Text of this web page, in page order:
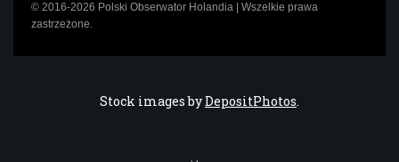
© 2016-2026 Polski Obserwator Holandia | Wszelkie prawa
zastrzeżone.
Stock images byDepositPhotos.